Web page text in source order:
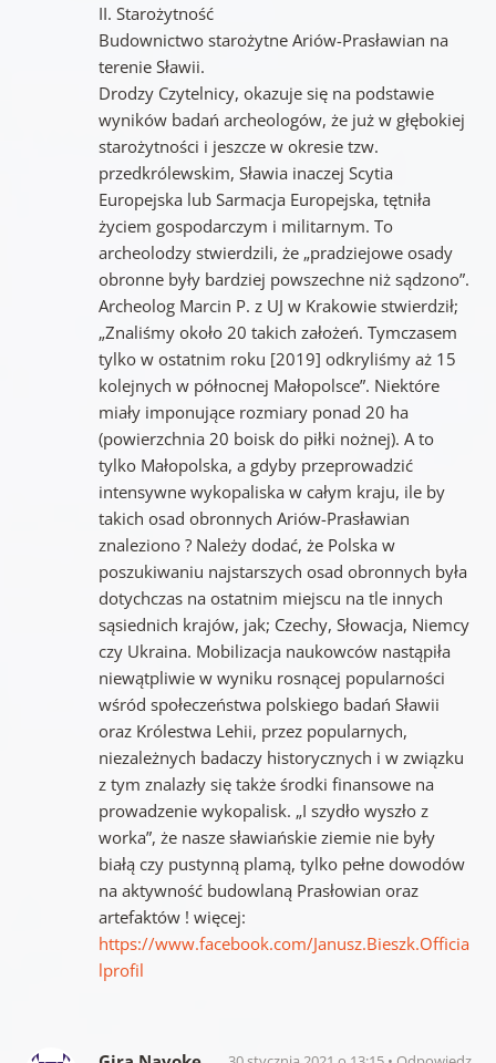
II. Starożytność
Budownictwo starożytne Ariów-Prasławian na
terenie Sławii.
Drodzy Czytelnicy, okazuje się na podstawie
wyników badań archeologów, że już w głębokiej
starożytności i jeszcze w okresie tzw.
przedkrólewskim, Sławia inaczej Scytia
Europejska lub Sarmacja Europejska, tętniła
życiem gospodarczym i militarnym. To
archeolodzy stwierdzili, że „pradziejowe osady
obronne były bardziej powszechne niż sądzono”.
Archeolog Marcin P. z UJ w Krakowie stwierdził;
„Znaliśmy około 20 takich założeń. Tymczasem
tylko w ostatnim roku [2019] odkryliśmy aż 15
kolejnych w północnej Małopolsce”. Niektóre
miały imponujące rozmiary ponad 20 ha
(powierzchnia 20 boisk do piłki nożnej). A to
tylko Małopolska, a gdyby przeprowadzić
intensywne wykopaliska w całym kraju, ile by
takich osad obronnych Ariów-Prasławian
znaleziono ? Należy dodać, że Polska w
poszukiwaniu najstarszych osad obronnych była
dotychczas na ostatnim miejscu na tle innych
sąsiednich krajów, jak; Czechy, Słowacja, Niemcy
czy Ukraina. Mobilizacja naukowców nastąpiła
niewątpliwie w wyniku rosnącej popularności
wśród społeczeństwa polskiego badań Sławii
oraz Królestwa Lehii, przez popularnych,
niezależnych badaczy historycznych i w związku
z tym znalazły się także środki finansowe na
prowadzenie wykopalisk. „I szydło wyszło z
worka”, że nasze sławiańskie ziemie nie były
białą czy pustynną plamą, tylko pełne dowodów
na aktywność budowlaną Prasłowian oraz
artefaktów ! więcej:
https://www.facebook.com/Janusz.Bieszk.Officia
lprofil